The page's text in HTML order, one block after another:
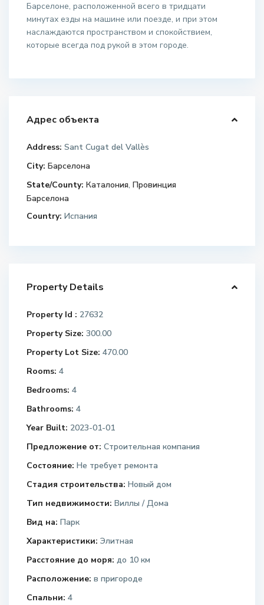
Барселоне, расположенной всего в тридцати
минутах езды на машине или поезде, и при этом
наслаждаются пространством и спокойствием,
которые всегда под рукой в этом городе.
Адрес объекта
Address: Sant Cugat del Vallès
City: Барселона
State/County: Каталония,Провинция
Барселона
Country: Испания
Property Details
Property Id : 27632
Property Size: 300.00
Property Lot Size: 470.00
Rooms: 4
Bedrooms: 4
Bathrooms: 4
Year Built: 2023-01-01
Предложение от: Строительная компания
Состояние: Не требует ремонта
Стадия строительства: Новый дом
Тип недвижимости: Виллы / Дома
Вид на: Парк
Характеристики: Элитная
Расстояние до моря: до 10 км
Расположение: в пригороде
Спальни: 4